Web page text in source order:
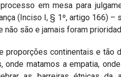
em mesa para
(Inciso I, § 1º, artigo 166) –
não são e jamais foram
proporções continentais e tão
matamos a empatia,